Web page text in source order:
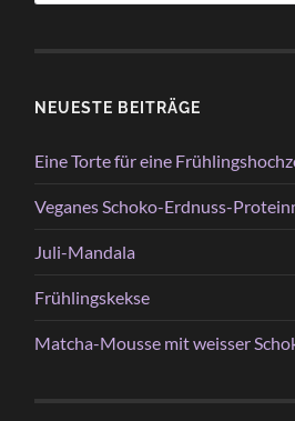
NEUESTE BEITRÄGE
Eine Torte für eine
Veganes Schoko-Erdnuss-
Juli-Mandala
Frühlingskekse
Matcha-Mousse mit weisser